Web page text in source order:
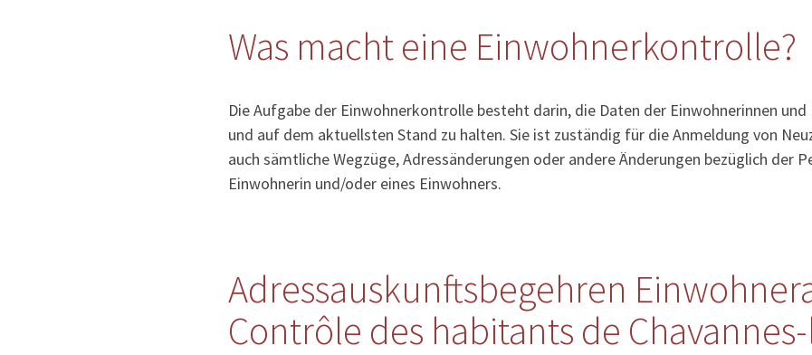
Was macht eine Einwohnerkontrolle?
Die Aufgabe der Einwohnerkontrolle besteht darin, die Daten der Einwohnerinnen
und auf dem aktuellsten Stand zu halten. Sie ist zuständig für die Anmeldung von
auch sämtliche Wegzüge, Adressänderungen oder andere Änderungen bezüglich der
Einwohnerin und/oder eines Einwohners.
Adressauskunftsbegehren
Contrôle des habitants de